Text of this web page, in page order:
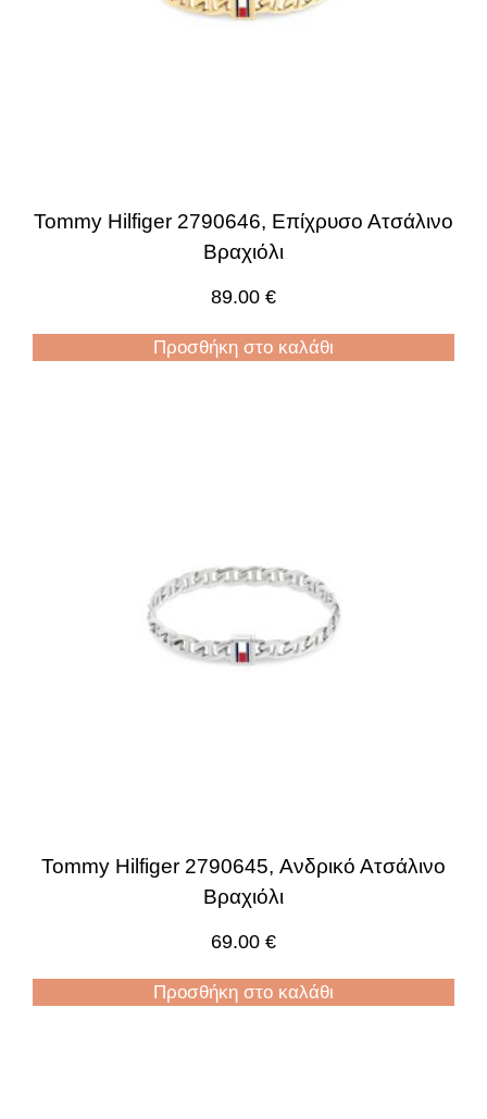
Tommy Hilfiger 2790646, Επίχρυσο Ατσάλινο
Βραχιόλι
89.00 €
Προσθήκη στο καλάθι
Tommy Hilfiger 2790645, Ανδρικό Ατσάλινο
Βραχιόλι
69.00 €
Προσθήκη στο καλάθι